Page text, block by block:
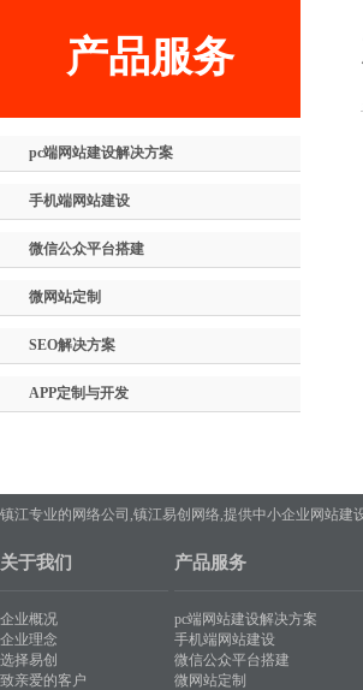
产品服务
pc端网站建设解决方案
手机端网站建设
微信公众平台搭建
微网站定制
SEO解决方案
APP定制与开发
镇江专业的网络公司,镇江易创网络,提供中小企业网站
关于我们
企业概况
企业理念
选择易创
致亲爱的客户
产品服务
pc端网站建设解决方案
手机端网站建设
微信公众平台搭建
微网站定制